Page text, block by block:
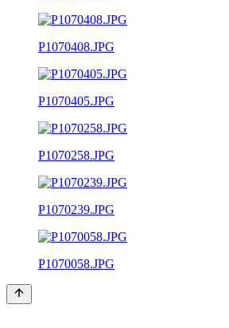
P1070408.JPG
P1070405.JPG
P1070258.JPG
P1070239.JPG
P1070058.JPG